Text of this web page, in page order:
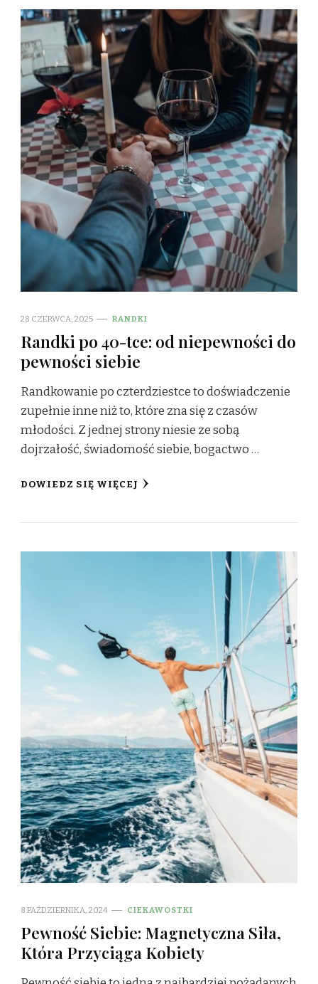
28 CZERWCA, 2025 RANDKI
Randki po 40-tce: od niepewności do
pewności siebie
Randkowanie po czterdziestce to doświadczenie
zupełnie inne niż to, które zna się z czasów
młodości. Z jednej strony niesie ze sobą
dojrzałość, świadomość siebie, bogactwo …
DOWIEDZ SIĘ WIĘCEJ
8 PAŹDZIERNIKA, 2024 CIEKAWOSTKI
Pewność Siebie: Magnetyczna Siła,
Która Przyciąga Kobiety